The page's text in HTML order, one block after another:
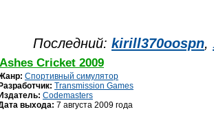
Последний: kirill370oospn,
Ashes Cricket 2009
Спортивный симулятор
Разработчик: Transmission Games
Издатель: Codemasters
выхода: 7 августа 2009 года